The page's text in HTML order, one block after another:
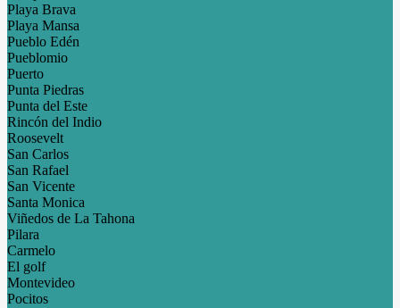
Playa Brava
Playa Mansa
Pueblo Edén
Pueblomio
Puerto
Punta Piedras
Punta del Este
Rincón del Indio
Roosevelt
San Carlos
San Rafael
San Vicente
Santa Monica
Viñedos de La Tahona
Pilara
Carmelo
El golf
Montevideo
Pocitos